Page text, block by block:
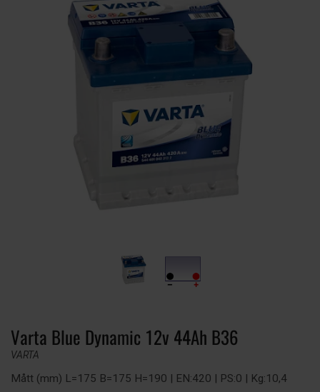
Varta Blue Dynamic 12v 44Ah B36
VARTA
Mått (mm) L=175 B=175 H=190 | EN:420 | PS:0 | Kg:10,4